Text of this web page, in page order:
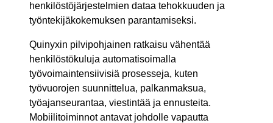
henkilöstöjärjestelmien dataa tehokkuuden ja
työntekijäkokemuksen parantamiseksi.
Quinyxin pilvipohjainen ratkaisu vähentää
henkilöstökuluja automatisoimalla
työvoimaintensiivisiä prosesseja, kuten
työvuorojen suunnittelua, palkanmaksua,
työajanseurantaa, viestintää ja ennusteita.
Mobiilitoiminnot antavat johdolle vapautta